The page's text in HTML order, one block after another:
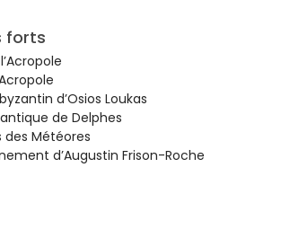
forts
d’Osios Loukas
de Delphes
des Météores
d’Augustin Frison-Roche